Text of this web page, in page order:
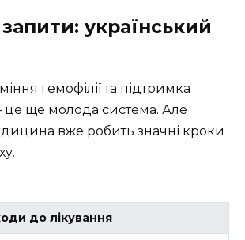
український
гемофілії та підтримка
це ще молода система. Але
вже робить значні кроки
до лікування